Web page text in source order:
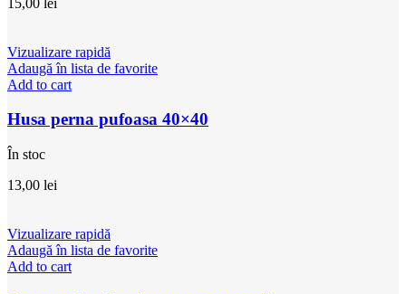
Vizualizare rapidă
Adaugă în lista de favorite
Add to cart
Husa perna pufoasa 40×40
În stoc
13,00 lei
Vizualizare rapidă
Adaugă în lista de favorite
Add to cart